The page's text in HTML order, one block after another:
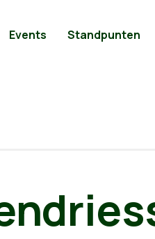
Events Standpunten